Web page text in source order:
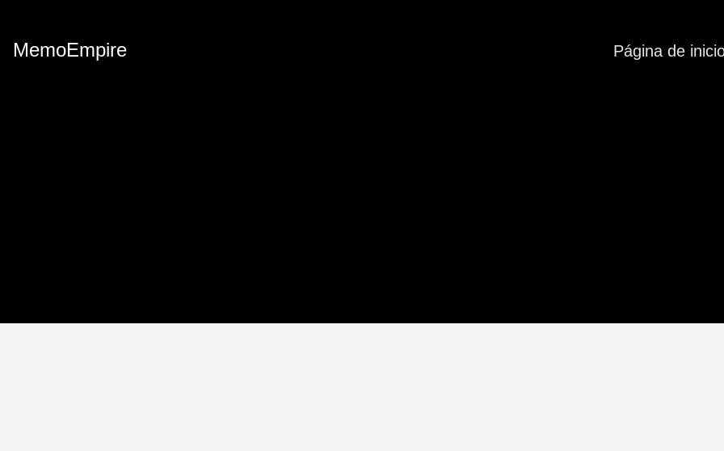
MemoEmpire Página de